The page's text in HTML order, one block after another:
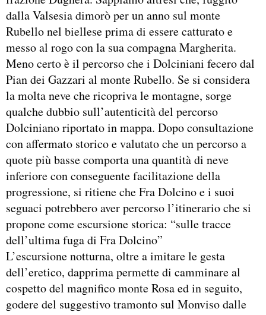
dalla Valsesia dimorò per un anno sul monte
Rubello nel biellese prima di essere catturato e
messo al rogo con la sua compagna Margherita.
Meno certo è il percorso che i Dolciniani fecero dal
Pian dei Gazzari al monte Rubello. Se si considera
la molta neve che ricopriva le montagne, sorge
qualche dubbio sull’autenticità del percorso
Dolciniano riportato in mappa. Dopo consultazione
con affermato storico e valutato che un percorso a
quote più basse comporta una quantità di neve
inferiore con conseguente facilitazione della
progressione, si ritiene che Fra Dolcino e i suoi
seguaci potrebbero aver percorso l’itinerario che si
propone come escursione storica: “sulle tracce
dell’ultima fuga di Fra Dolcino”
L’escursione notturna, oltre a imitare le gesta
dell’eretico, dapprima permette di camminare al
cospetto del magnifico monte Rosa ed in seguito,
godere del suggestivo tramonto sul Monviso dalle